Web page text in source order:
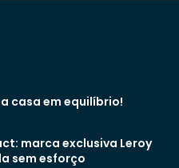
casa em equilíbrio!
marca exclusiva Leroy
sem esforço